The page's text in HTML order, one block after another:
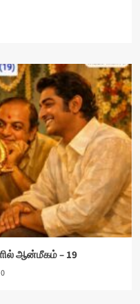
ஆன்மீகம் – 19
0